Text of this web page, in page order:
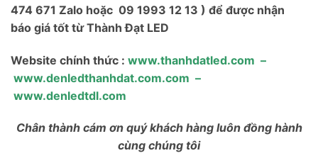
474 671 Zalo hoặc 09 1993 12 13 ) để được nhận
báo giá tốt từ Thành Đạt LED
Website chính thức : www.thanhdatled.com –
www.denledthanhdat.com.com –
www.denledtdl.com
Chân thành cám ơn quý khách hàng luôn đồng hành
cùng chúng tôi